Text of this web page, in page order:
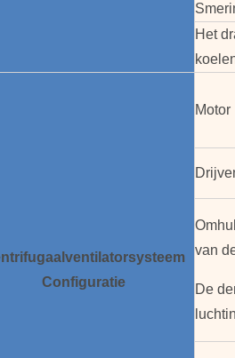
Het
systeem
Configuratie
Motor
van
De